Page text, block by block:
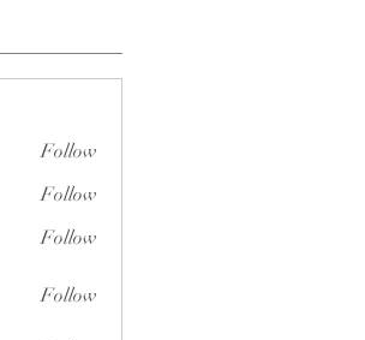
Follow
Follow
Follow
Follow